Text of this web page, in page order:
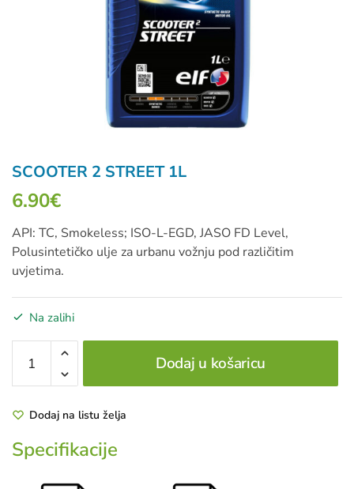
SCOOTER 2 STREET 1L
6.90€
API: TC, Smokeless; ISO-L-EGD, JASO FD Level,
Polusintetičko ulje za urbanu vožnju pod različitim
uvjetima.
Na zalihi
SCOOTER
STREET
1L
Dodaj u košaricu
Dodaj na listu želja
Specifikacije